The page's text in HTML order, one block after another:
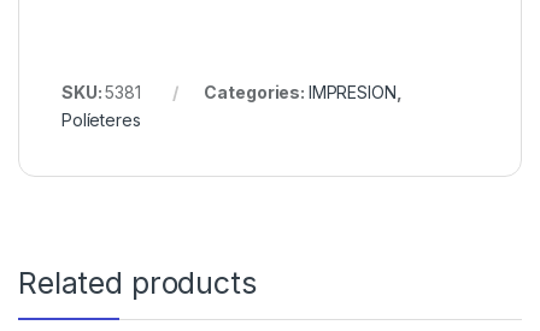
SKU:5381 Categories: IMPRESION
Políeteres
Related products